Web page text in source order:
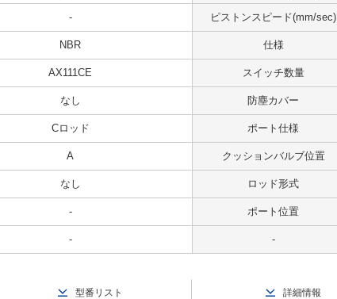
- ピストンスピード(mm/sec)
NBR 仕様
AX111CE スイッチ数量
なし 防塵カバー
Cロッド ポート仕様
A クッションバルブ位置
なし ロッド形式
- ポート位置
- -
型番リスト 詳細情報